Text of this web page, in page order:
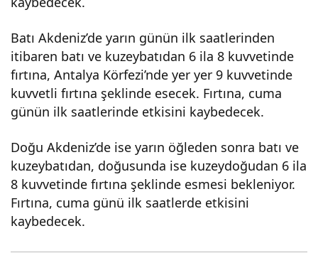
Batı Akdeniz’de yarın günün ilk saatlerinden
itibaren batı ve kuzeybatıdan 6 ila 8 kuvvetinde
fırtına, Antalya Körfezi’nde yer yer 9 kuvvetinde
kuvvetli fırtına şeklinde esecek. Fırtına, cuma
günün ilk saatlerinde etkisini kaybedecek.
Doğu Akdeniz’de ise yarın öğleden sonra batı ve
kuzeybatıdan, doğusunda ise kuzeydoğudan 6 ila
8 kuvvetinde fırtına şeklinde esmesi bekleniyor.
Fırtına, cuma günü ilk saatlerde etkisini
kaybedecek.